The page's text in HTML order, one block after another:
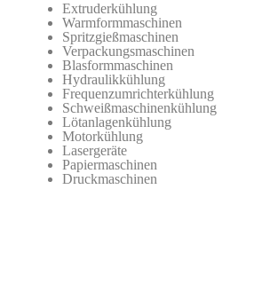
Extruderkühlung
Warmformmaschinen
Spritzgießmaschinen
Verpackungsmaschinen
Blasformmaschinen
Hydraulikkühlung
Frequenzumrichterkühlung
Schweißmaschinenkühlung
Lötanlagenkühlung
Motorkühlung
Lasergeräte
Papiermaschinen
Druckmaschinen